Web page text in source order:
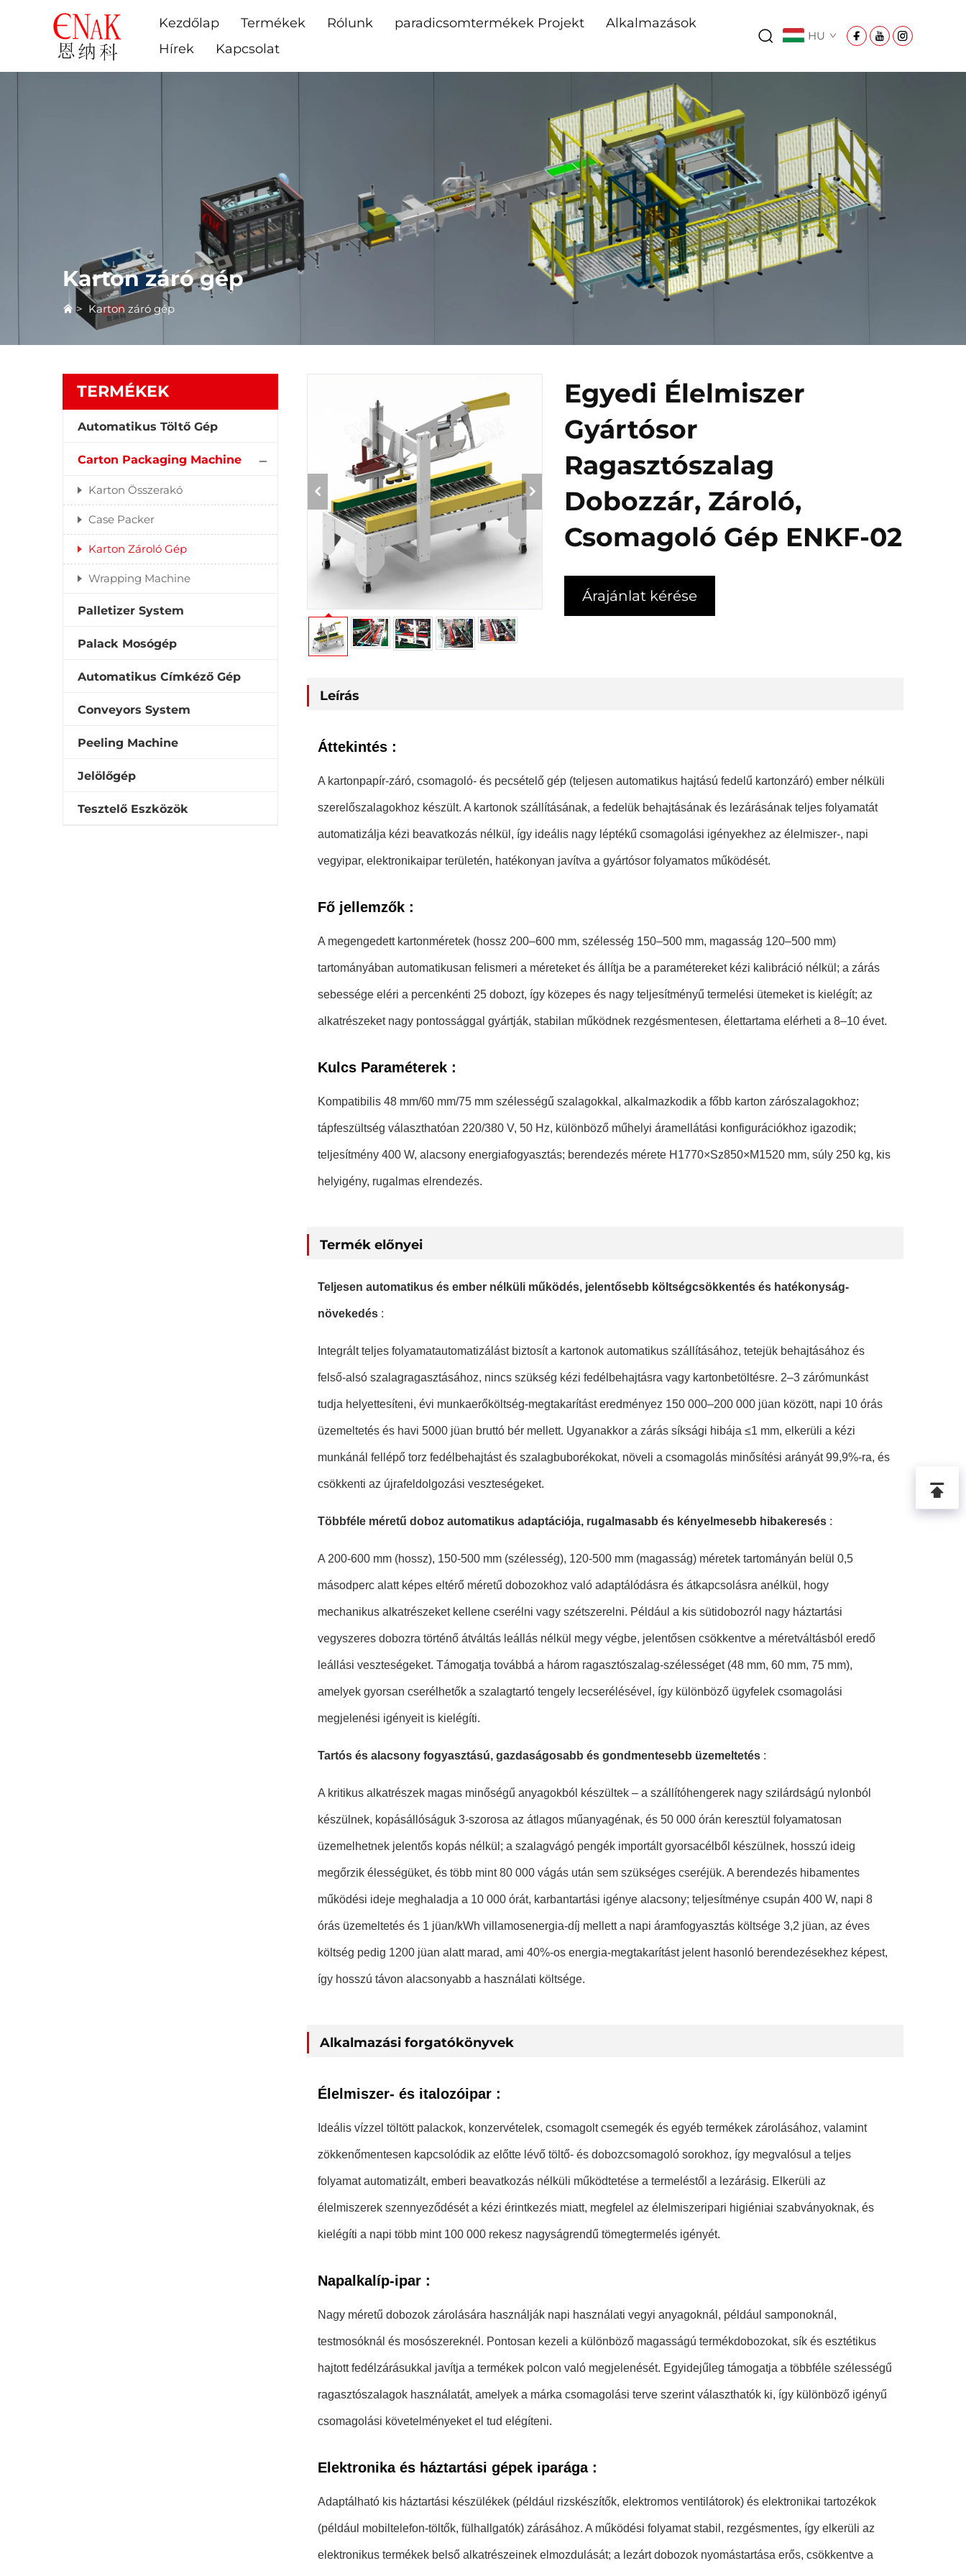
Kezdőlap Termékek Rólunk paradicsomtermékek Projekt
Alkalmazások
Hírek
Kapcsolat
HU
Karton záró gép
> Karton záró gép
TERMÉKEK
Automatikus Töltő Gép
Carton Packaging Machine
Karton Összerakó
Case Packer
Karton Zároló Gép
Wrapping Machine
Palletizer System
Palack Mosógép
Automatikus Címkéző Gép
Conveyors System
Peeling Machine
Jelölőgép
Tesztelő Eszközök
Egyedi Élelmiszer
Gyártósor
Ragasztószalag
Dobozzár, Zároló,
Csomagoló Gép ENKF-02
Árajánlat kérése
Leírás
Áttekintés :
A kartonpapír-záró, csomagoló- és pecsételő gép (teljesen automatikus hajtású fedelű kartonzáró) ember nélküli
szerelőszalagokhoz készült. A kartonok szállításának, a fedelük behajtásának és lezárásának teljes folyamatát
automatizálja kézi beavatkozás nélkül, így ideális nagy léptékű csomagolási igényekhez az élelmiszer-, napi
vegyipar, elektronikaipar területén, hatékonyan javítva a gyártósor folyamatos működését.
Fő jellemzők :
A megengedett kartonméretek (hossz 200–600 mm, szélesség 150–500 mm, magasság 120–500 mm)
tartományában automatikusan felismeri a méreteket és állítja be a paramétereket kézi kalibráció nélkül; a zárás
sebessége eléri a percenkénti 25 dobozt, így közepes és nagy teljesítményű termelési ütemeket is kielégít; az
alkatrészeket nagy pontossággal gyártják, stabilan működnek rezgésmentesen, élettartama elérheti a 8–10 évet.
Kulcs Paraméterek :
Kompatibilis 48 mm/60 mm/75 mm szélességű szalagokkal, alkalmazkodik a főbb karton zárószalagokhoz;
tápfeszültség választhatóan 220/380 V, 50 Hz, különböző műhelyi áramellátási konfigurációkhoz igazodik;
teljesítmény 400 W, alacsony energiafogyasztás; berendezés mérete H1770×Sz850×M1520 mm, súly 250 kg, kis
helyigény, rugalmas elrendezés.
Termék előnyei
Teljesen automatikus és ember nélküli működés, jelentősebb költségcsökkentés és hatékonyság-
növekedés :
Integrált teljes folyamatautomatizálást biztosít a kartonok automatikus szállításához, tetejük behajtásához és
felső-alsó szalagragasztásához, nincs szükség kézi fedélbehajtásra vagy kartonbetöltésre. 2–3 zárómunkást
tudja helyettesíteni, évi munkaerőköltség-megtakarítást eredményez 150 000–200 000 jüan között, napi 10 órás
üzemeltetés és havi 5000 jüan bruttó bér mellett. Ugyanakkor a zárás síksági hibája ≤1 mm, elkerüli a kézi
munkánál fellépő torz fedélbehajtást és szalagbuborékokat, növeli a csomagolás minősítési arányát 99,9%-ra, és
csökkenti az újrafeldolgozási veszteségeket.
Többféle méretű doboz automatikus adaptációja, rugalmasabb és kényelmesebb hibakeresés :
A 200-600 mm (hossz), 150-500 mm (szélesség), 120-500 mm (magasság) méretek tartományán belül 0,5
másodperc alatt képes eltérő méretű dobozokhoz való adaptálódásra és átkapcsolásra anélkül, hogy
mechanikus alkatrészeket kellene cserélni vagy szétszerelni. Például a kis sütidobozról nagy háztartási
vegyszeres dobozra történő átváltás leállás nélkül megy végbe, jelentősen csökkentve a méretváltásból eredő
leállási veszteségeket. Támogatja továbbá a három ragasztószalag-szélességet (48 mm, 60 mm, 75 mm),
amelyek gyorsan cserélhetők a szalagtartó tengely lecserélésével, így különböző ügyfelek csomagolási
megjelenési igényeit is kielégíti.
Tartós és alacsony fogyasztású, gazdaságosabb és gondmentesebb üzemeltetés :
A kritikus alkatrészek magas minőségű anyagokból készültek – a szállítóhengerek nagy szilárdságú nylonból
készülnek, kopásállóságuk 3-szorosa az átlagos műanyagénak, és 50 000 órán keresztül folyamatosan
üzemelhetnek jelentős kopás nélkül; a szalagvágó pengék importált gyorsacélből készülnek, hosszú ideig
megőrzik élességüket, és több mint 80 000 vágás után sem szükséges cseréjük. A berendezés hibamentes
működési ideje meghaladja a 10 000 órát, karbantartási igénye alacsony; teljesítménye csupán 400 W, napi 8
órás üzemeltetés és 1 jüan/kWh villamosenergia-díj mellett a napi áramfogyasztás költsége 3,2 jüan, az éves
költség pedig 1200 jüan alatt marad, ami 40%-os energia-megtakarítást jelent hasonló berendezésekhez képest,
így hosszú távon alacsonyabb a használati költsége.
Alkalmazási forgatókönyvek
Élelmiszer- és italozóipar :
Ideális vízzel töltött palackok, konzervételek, csomagolt csemegék és egyéb termékek zárolásához, valamint
zökkenőmentesen kapcsolódik az előtte lévő töltő- és dobozcsomagoló sorokhoz, így megvalósul a teljes
folyamat automatizált, emberi beavatkozás nélküli működtetése a termeléstől a lezárásig. Elkerüli az
élelmiszerek szennyeződését a kézi érintkezés miatt, megfelel az élelmiszeripari higiéniai szabványoknak, és
kielégíti a napi több mint 100 000 rekesz nagyságrendű tömegtermelés igényét.
Napalkalíp-ipar :
Nagy méretű dobozok zárolására használják napi használati vegyi anyagoknál, például samponoknál,
testmosóknál és mosószereknél. Pontosan kezeli a különböző magasságú termékdobozokat, sík és esztétikus
hajtott fedélzárásukkal javítja a termékek polcon való megjelenését. Egyidejűleg támogatja a többféle szélességű
ragasztószalagok használatát, amelyek a márka csomagolási terve szerint választhatók ki, így különböző igényű
csomagolási követelményeket el tud elégíteni.
Elektronika és háztartási gépek iparága :
Adaptálható kis háztartási készülékek (például rizskészítők, elektromos ventilátorok) és elektronikai tartozékok
(például mobiltelefon-töltők, fülhallgatók) zárásához. A működési folyamat stabil, rezgésmentes, így elkerüli az
elektronikus termékek belső alkatrészeinek elmozdulását; a lezárt dobozok nyomástartása erős, csökkentve a